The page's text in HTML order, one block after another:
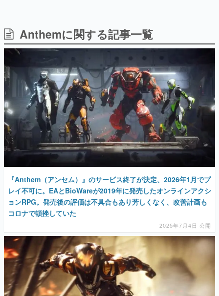
日本のモバイルゲーム史における主要なトピック・タイト
ルを網羅するほか、開発者へのインタビューや識者による
解説を掲載。約20年の歴史が一望できる決定版！
若ゲのいたり〜ゲームクリエイターの青春〜
『うつヌケ』『ペンと箸』等で知られるマンガ家・田中圭
一先生によるゲーム業界レポートマンガです。
なんでゲームは面白い？
ゲーム開発者・hamatsu氏がゲームの魅力を画面や操作の
具体的な形から解き明かしていく、硬派で骨太な評論連載
です。
ゲームが変えた日本語
「経験値」「裏技」「ラスボス」… ゲームにまつわる言葉
の起源や用法の変遷を、コンピューター文化史研究家・タ
イニーP氏が徹底調査。
カテゴリ
特集記事
女性向け
アプリレビュー
その他
『Anthem（アンセム）』のサービス終了が決定、2026年1月でプ
レイ不可に。EAとBioWareが2019年に発売したオンラインアクシ
ョンRPG。発売後の評価は不具合もあり芳しくなく、改善計画も
コロナで頓挫していた
2025年7月4日 公開